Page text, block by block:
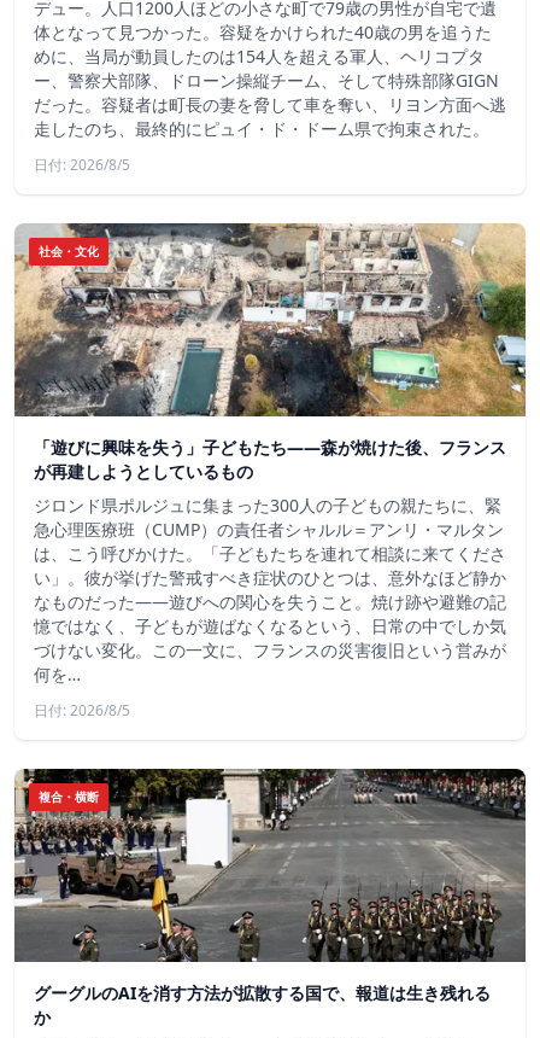
デュー。人口1200人ほどの小さな町で79歳の男性が自宅で遺
体となって見つかった。容疑をかけられた40歳の男を追うた
めに、当局が動員したのは154人を超える軍人、ヘリコプタ
ー、警察犬部隊、ドローン操縦チーム、そして特殊部隊GIGN
だった。容疑者は町長の妻を脅して車を奪い、リヨン方面へ逃
走したのち、最終的にピュイ・ド・ドーム県で拘束された。
日付: 2026/8/5
社会・文化
「遊びに興味を失う」子どもたち——森が焼けた後、フランス
が再建しようとしているもの
ジロンド県ポルジュに集まった300人の子どもの親たちに、緊
急心理医療班（CUMP）の責任者シャルル＝アンリ・マルタン
は、こう呼びかけた。「子どもたちを連れて相談に来てくださ
い」。彼が挙げた警戒すべき症状のひとつは、意外なほど静か
なものだった――遊びへの関心を失うこと。焼け跡や避難の記
憶ではなく、子どもが遊ばなくなるという、日常の中でしか気
づけない変化。この一文に、フランスの災害復旧という営みが
何を…
日付: 2026/8/5
複合・横断
グーグルのAIを消す方法が拡散する国で、報道は生き残れる
か